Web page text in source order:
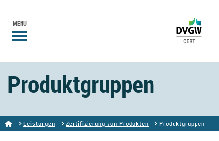
MENÜ
Produktgruppen
Leistungen Zertifizierung von Produkten Produktgruppen